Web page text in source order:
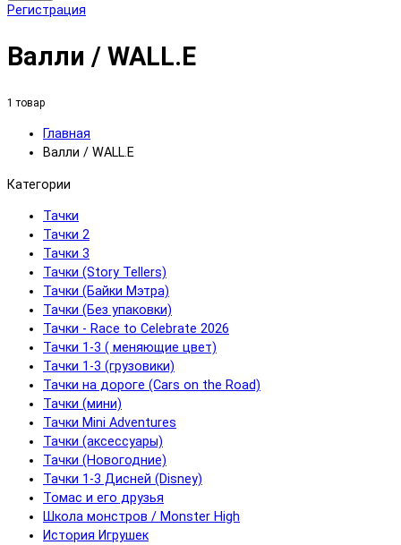
Регистрация
Валли / WALL.E
1 товар
Главная
Валли / WALL.E
Категории
Тачки
Тачки 2
Тачки 3
Тачки (Story Tellers)
Тачки (Байки Мэтра)
Тачки (Без упаковки)
Тачки - Race to Celebrate 2026
Тачки 1-3 ( меняющие цвет)
Тачки 1-3 (грузовики)
Тачки на дороге (Cars on the Road)
Тачки (мини)
Тачки Mini Adventures
Тачки (аксессуары)
Тачки (Новогодние)
Тачки 1-3 Дисней (Disney)
Томас и его друзья
Школа монстров / Monster High
История Игрушек